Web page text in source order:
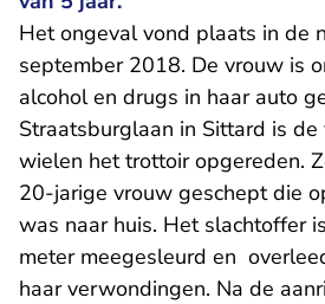
Het ongeval vond plaats in de
september 2018. De vrouw is
alcohol en drugs in haar auto
Straatsburglaan in Sittard is
wielen het trottoir opgereden.
20-jarige vrouw geschept die
was naar huis. Het slachtoffer
meter meegesleurd en
haar verwondingen. Na de